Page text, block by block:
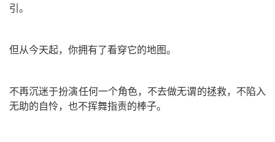
引。
但从今天起，你拥有了看穿它的地图。
不再沉迷于扮演任何一个角色，不去做无谓的拯救，不陷入
无助的自怜，也不挥舞指责的棒子。